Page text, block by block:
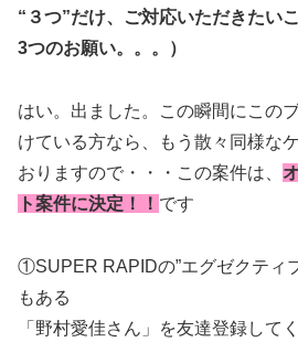
“３つ”だけ、ご対応いただきたい
3つのお願い。。。）
はい。出ました。この瞬間にこの
けている方なら、もう散々同様な
おりますので・・・この案件は、
ト案件に決定！！ です
①SUPER RAPIDの”エグゼクティ
もある
「野村愛佳さん」を友達登録して